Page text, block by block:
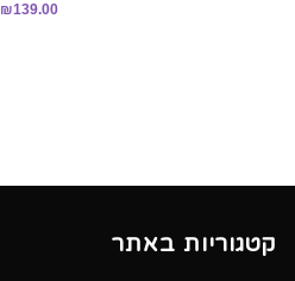
₪139.00
קטגוריות באתר